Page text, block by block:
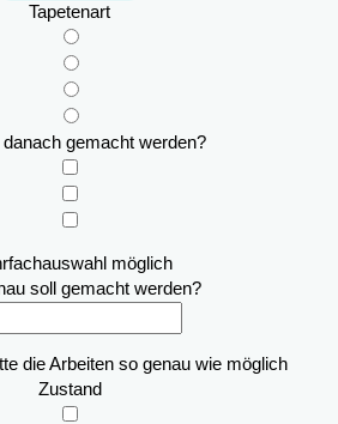
Tapetenart
gemacht werden?
möglich
soll gemacht werden?
die Arbeiten so genau wie möglich
Zustand